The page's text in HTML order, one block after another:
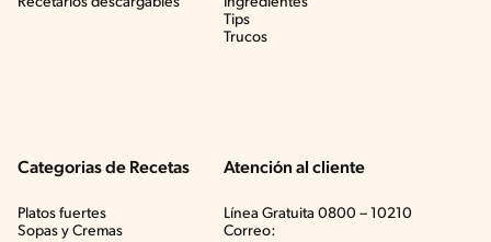
Tips
Trucos
Categorias de Recetas
Platos fuertes
Sopas y Cremas
Atención al cliente
Línea Gratuita 0800 – 10210
Correo: